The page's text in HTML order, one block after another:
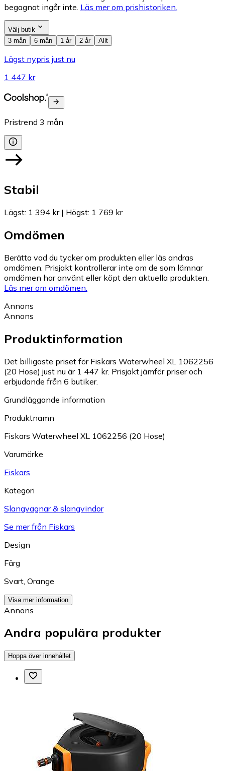
begagnat ingår inte. Läs mer om prishistoriken.
Välj butik
3 mån
6 mån 1 år 2 år Allt
Lägst nypris just nu
1 447 kr
Pristrend 3 mån
Stabil
Lägst: 1 394 kr| Högst: 1 769 kr
Omdömen
Berätta vad du tycker om produkten eller läs andras
omdömen. Prisjakt kontrollerar inte om de som lämnar
omdömen har använt eller köpt den aktuella produkten.
Läs mer om omdömen.
Annons
Annons
Produktinformation
Det billigaste priset för Fiskars Waterwheel XL 1062256
(20 Hose) just nu är 1 447 kr. Prisjakt jämför priser och
erbjudande från 6 butiker.
Grundläggande information
Produktnamn
Fiskars Waterwheel XL 1062256 (20 Hose)
Varumärke
Fiskars
Kategori
Slangvagnar & slangvindor
Se mer från Fiskars
Design
Färg
Svart Orange
Visa mer information
Annons
Andra populära produkter
Hoppa över innehållet